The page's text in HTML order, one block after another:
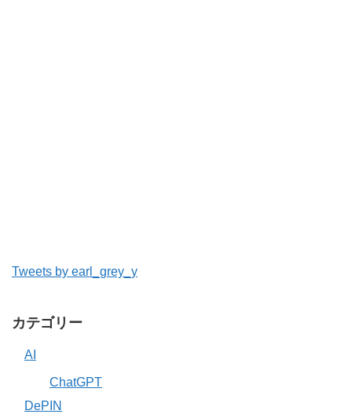
Tweets by earl_grey_y
カテゴリー
AI
ChatGPT
DePIN